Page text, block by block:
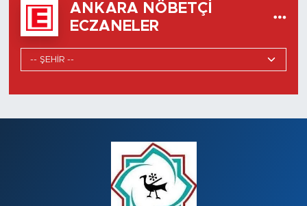
ANKARA NÖBETÇI
ECZANELER